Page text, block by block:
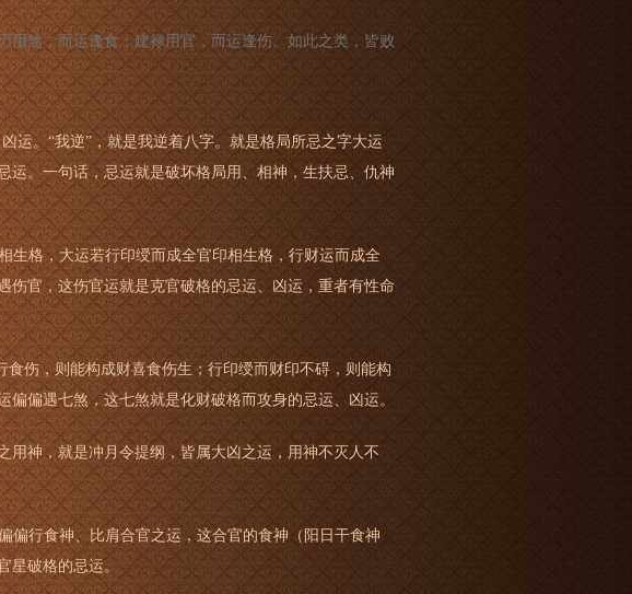
用煞，而运逢食；建禄用官，而运逢伤。如此之类，皆败
运。“我逆”，就是我逆着八字。就是格局所忌之字大运
运。一句话，忌运就是破坏格局用、相神，生扶忌、仇神
生格，大运若行印绶而成全官印相生格，行财运而成全
伤官，这伤官运就是克官破格的忌运、凶运，重者有性命
伤，则能构成财喜食伤生；行印绶而财印不碍，则能构
偏遇七煞，这七煞就是化财破格而攻身的忌运、凶运。
用神，就是冲月令提纲，皆属大凶之运，用神不灭人不
偏行食神、比肩合官之运，这合官的食神（阳日干食神
星破格的忌运。